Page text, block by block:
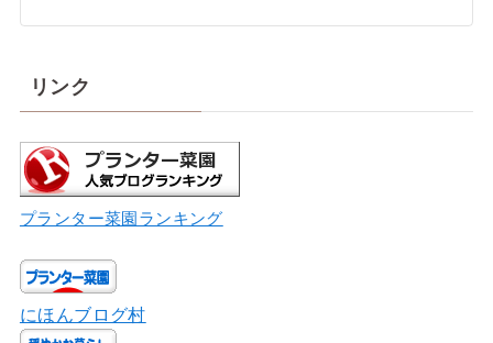
リンク
プランター菜園ランキング
にほんブログ村